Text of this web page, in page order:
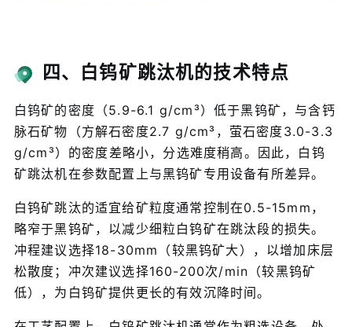
四、白钨矿跳汰机的技术特点
白钨矿的密度（5.9-6.1 g/cm³）低于黑钨矿，与含钙
脉石矿物（方解石密度2.7 g/cm³，萤石密度3.0-3.3
g/cm³）的密度差略小，分选难度稍高。因此，白钨
矿跳汰机在参数配置上与黑钨矿专用设备有所差异。
白钨矿跳汰的适宜给矿粒度通常控制在0.5-15mm，
略窄于黑钨矿，以减少细粒白钨矿在跳汰段的损失。
冲程建议选择18-30mm（较黑钨矿大），以增加床层
松散度；冲次建议选择160-200次/min（较黑钨矿
低），为白钨矿提供更长的有效沉降时间。